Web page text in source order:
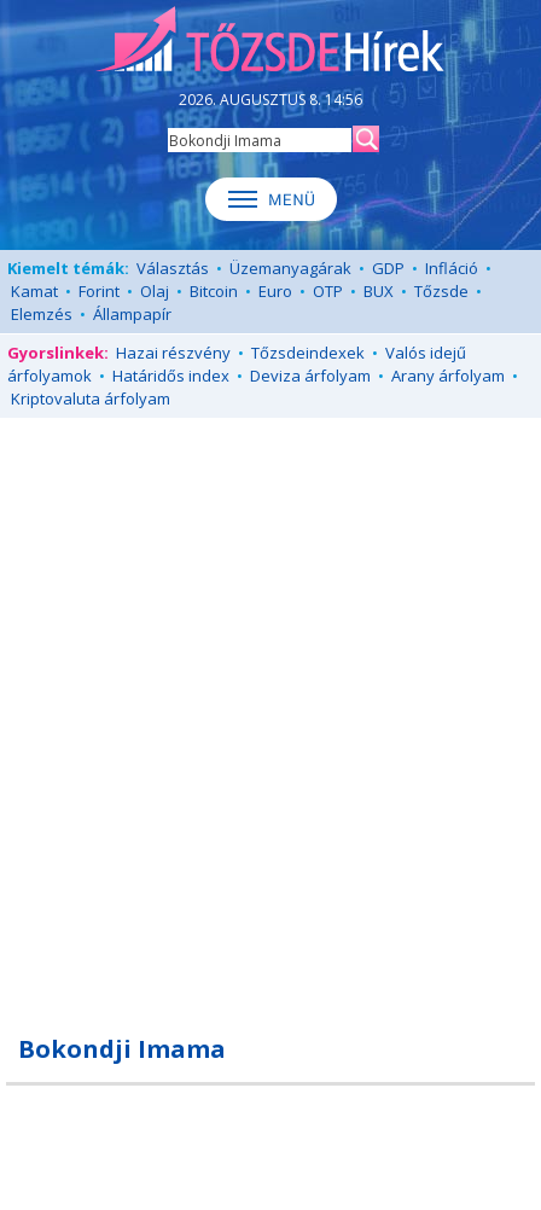
2026. AUGUSZTUS 8. 14:56
Kiemelt témák: Választás • Üzemanyagárak • GDP • Infláció •
Kamat • Forint • Olaj • Bitcoin • Euro • OTP • BUX • Tőzsde •
Elemzés • Állampapír
Gyorslinkek: Hazai részvény • Tőzsdeindexek • Valós idejű
árfolyamok • Határidős index • Deviza árfolyam • Arany árfolyam •
Kriptovaluta árfolyam
Bokondji Imama